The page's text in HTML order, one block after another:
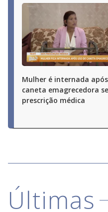
Mulher é internada
caneta emagrecedora
prescrição médica
Últimas